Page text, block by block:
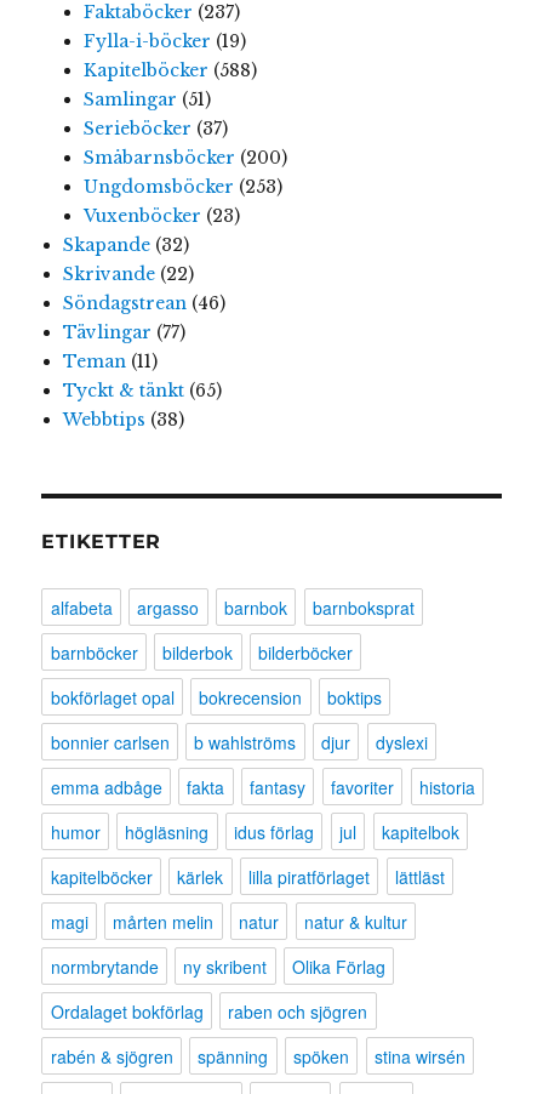
Faktaböcker (237)
Fylla-i-böcker (19)
Kapitelböcker (588)
Samlingar (51)
Serieböcker (37)
Småbarnsböcker (200)
Ungdomsböcker (253)
Vuxenböcker (23)
Skapande(32)
Skrivande(22)
Söndagstrean(46)
Tävlingar (77)
Teman(11)
Tyckt & tänkt(65)
Webbtips (38)
ETIKETTER
alfabeta argasso barnbok
barnboksprat
barnböcker
bilderbok
bilderböcker
bokförlaget opal
bokrecension
boktips
bonnier carlsen
b wahlströms djur
dyslexi
emma adbåge
fakta fantasy favoriter
historia
humor
högläsning idus förlag jul
kapitelbok
kapitelböcker
kärlek lilla piratförlaget
lättläst
magi
mårten melin natur
natur & kultur
normbrytande
ny skribent
Olika Förlag
Ordalaget bokförlag
raben och sjögren
rabén & sjögren
spänning spöken
stina wirsén